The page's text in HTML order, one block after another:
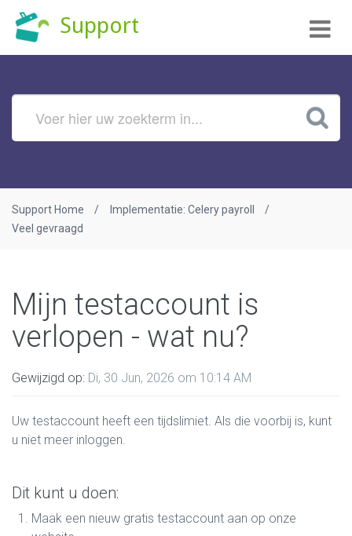
Support
Support Home
Implementatie: Celery payroll
Veel gevraagd
Mijn testaccount is
verlopen - wat nu?
Gewijzigd op: Di, 30 Jun, 2026 om 10:14 AM
Uw testaccount heeft een tijdslimiet. Als die voorbij is, kunt
u niet meer inloggen.
Dit kunt u doen:
Maak een nieuw gratis testaccount aan op onze